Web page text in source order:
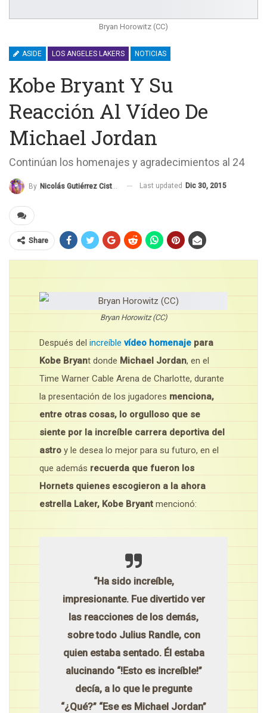
Bryan Horowitz (CC)
ASIDE LOS ANGELES LAKERS NOTICIAS
Kobe Bryant Y Su
Reacción Al Vídeo De
Michael Jordan
Continúan los homenajes y agradecimientos al 24
By Nicolás Gutiérrez Cisternas Last updated Dic 30, 2015
Share
Bryan Horowitz (CC)
Después del increíble vídeo homenaje para
Kobe Bryant donde Michael Jordan, en el
Time Warner Cable Arena de Charlotte, durante
la presentación de los jugadores menciona,
entre otras cosas, lo orgulloso que se
siente por la increíble carrera deportiva del
astro y le desea lo mejor para su futuro, en el
que además recuerda que fueron los
Hornets quienes escogieron a la ahora
estrella Laker, Kobe Bryant mencionó:
“Ha sido increíble,
impresionante. Fue divertido ver
las reacciones de los demás,
sobre todo Julius Randle, con
quien estaba sentado. Él estaba
alucinando “!Esto es increíble!”
decía, a lo que le pregunte
“¿Qué?” “Ese es Michael Jordan”